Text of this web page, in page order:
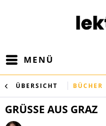
MENÜ
ÜBERSICHT BÜCHER
GRÜSSE AUS GRAZ